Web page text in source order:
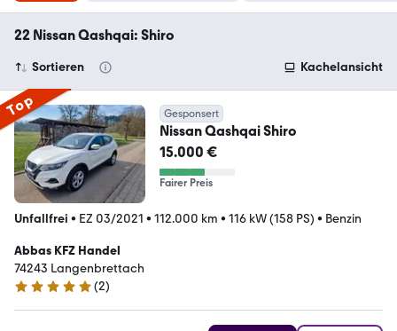
22 Nissan Qashqai: Shiro
Sortieren Kachelansicht
Top Gesponsert
Nissan Qashqai Shiro
15.000 €
Fairer Preis
Unfallfrei • EZ 03/2021 • 112.000 km • 116 kW (158 PS) • Benzin
Abbas KFZ Handel
74243 Langenbrettach
5 Sterne
(2)